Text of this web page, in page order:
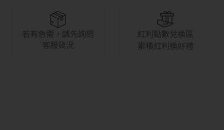
若有急需，請先詢問
客服貨況
紅利點數兌換區
累積紅利換好禮